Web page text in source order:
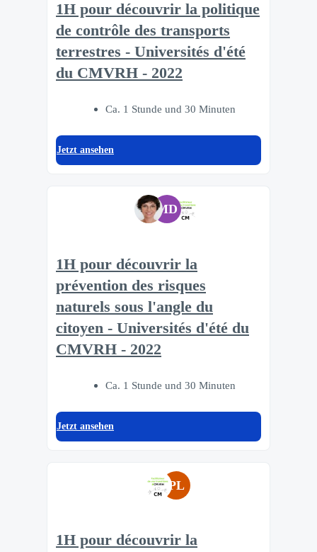
1H pour découvrir la politique
de contrôle des transports
terrestres - Universités d'été
du CMVRH - 2022
Ca. 1 Stunde und 30 Minuten
Jetzt ansehen
MD
1H pour découvrir la
prévention des risques
naturels sous l'angle du
citoyen - Universités d'été du
CMVRH - 2022
Ca. 1 Stunde und 30 Minuten
Jetzt ansehen
PL
1H pour découvrir la